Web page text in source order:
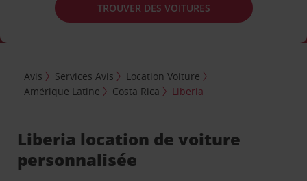
TROUVER DES VOITURES
Avis Services Avis
Location Voiture
Amérique Latine
Costa Rica Liberia
Liberia location de voiture
personnalisée